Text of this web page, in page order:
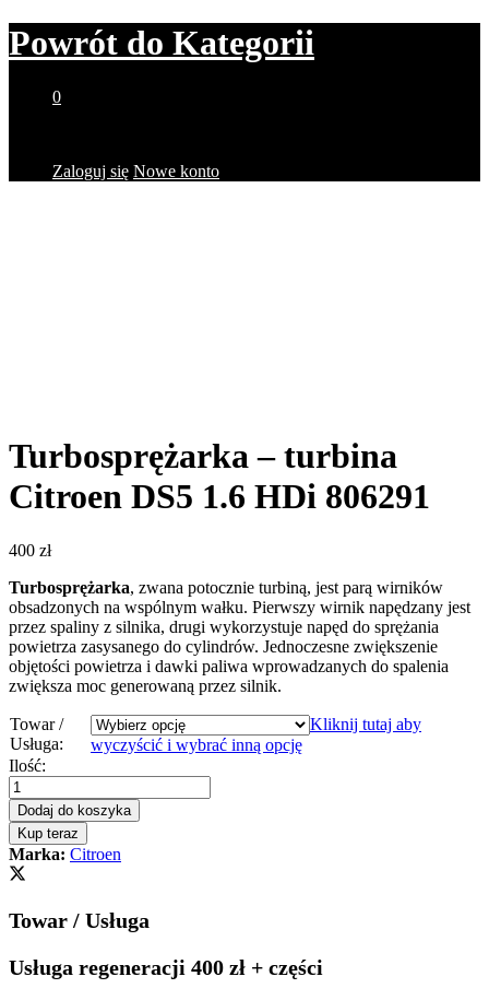
Powrót do Kategorii
0
Zaloguj się Nowe konto
Turbosprężarka – turbina
Citroen DS5 1.6 HDi 806291
400 zł
Turbosprężarka, zwana potocznie turbiną, jest parą wirników
obsadzonych na wspólnym wałku. Pierwszy wirnik napędzany jest
przez spaliny z silnika, drugi wykorzystuje napęd do sprężania
powietrza zasysanego do cylindrów. Jednoczesne zwiększenie
objętości powietrza i dawki paliwa wprowadzanych do spalenia
zwiększa moc generowaną przez silnik.
Towar /
Usługa:
Kliknij tutaj aby
wyczyścić i wybrać inną opcję
Turbosprężarka
turbina
Citroen
DS5
1.6
HDi
quantity
Ilość:
Dodaj do koszyka
Kup teraz
Marka: Citroen
Towar / Usługa
Usługa regeneracji 400 zł + części